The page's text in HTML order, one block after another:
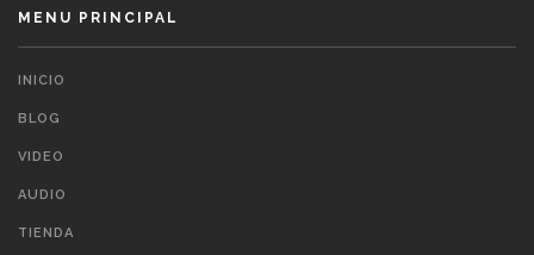
MENU PRINCIPAL
INICIO
BLOG
VIDEO
AUDIO
TIENDA